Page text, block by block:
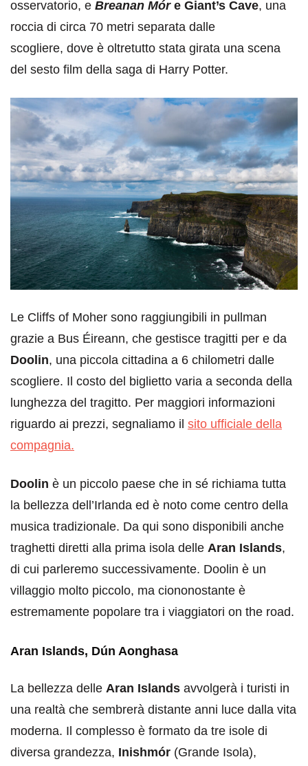
osservatorio, e Breanan Móre Giant’s Cave, una
roccia di circa 70 metri separata dalle
scogliere, dove è oltretutto stata girata una scena
del sesto film della saga di Harry Potter.
Le Cliffs of Moher sono raggiungibili in pullman
grazie a Bus Éireann, che gestisce tragitti per e da
Doolin, una piccola cittadina a 6 chilometri dalle
scogliere. Il costo del biglietto varia a seconda della
lunghezza del tragitto. Per maggiori informazioni
riguardo ai prezzi, segnaliamo il sito ufficiale della
compagnia.
Doolin è un piccolo paese che in sé richiama tutta
la bellezza dell’Irlanda ed è noto come centro della
musica tradizionale. Da qui sono disponibili anche
traghetti diretti alla prima isola delle Aran Islands,
di cui parleremo successivamente. Doolin è un
villaggio molto piccolo, ma ciononostante è
estremamente popolare tra i viaggiatori on the road.
Aran Islands, Dún Aonghasa
La bellezza delle Aran Islands avvolgerà i turisti in
una realtà che sembrerà distante anni luce dalla vita
moderna. Il complesso è formato da tre isole di
diversa grandezza, Inishmór (Grande Isola),